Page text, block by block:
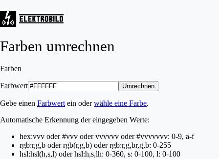
Farben umrechnen
Farben
Farbwert
Gebe einen Farbwert ein oderwähle eine Farbe.
Automatische Erkennung der eingegeben Werte:
hex:vvv oder #vvv oder vvvvvv oder #vvvvvvv: 0-9, a-f
rgb:r,g,b oder rgb(r,g,b) oder rgb:r,g,br,g,b: 0-255
hsl:hsl(h,s,l) oder hsl:h,s,lh: 0-360, s: 0-100, l: 0-100